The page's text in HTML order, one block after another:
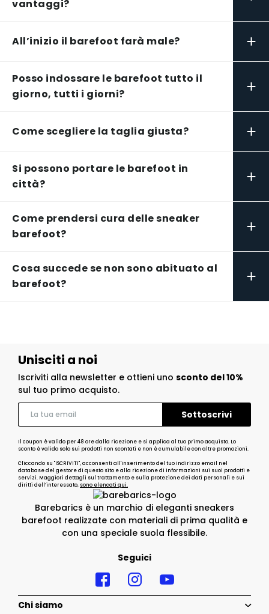
vantaggi?
All’inizio il barefoot farà male? +
Posso indossare le barefoot tutto il
giorno, tutti i giorni?
+
Come scegliere la taglia giusta? +
Si possono portare le barefoot in
città?
+
Come prendersi cura delle sneaker
barefoot?
+
Cosa succede se non sono abituato al
barefoot?
+
Barebarics è un marchio di eleganti sneakers
barefoot realizzate con materiali di prima qualità e
con una speciale suola flessibile.
Seguici
Unisciti a noi
Iscriviti alla newsletter e ottieni uno sconto del 10%
sul tuo primo acquisto.
Il coupon è valido per 48 ore dalla ricezione e si applica al tuo primo acquisto. Lo
sconto è valido solo sui prodotti non scontati e non è cumulabile con altre promozioni.
Cliccando su "ISCRIVITI", acconsenti all'inserimento del tuo indirizzo email nel
database del gestore di questo sito e alla ricezione di informazioni sui suoi prodotti e
servizi. Maggiori dettagli sul trattamento e sulla protezione dei dati personali e sui
diritti dell’interessato, sono elencati qui.
Chi siamo